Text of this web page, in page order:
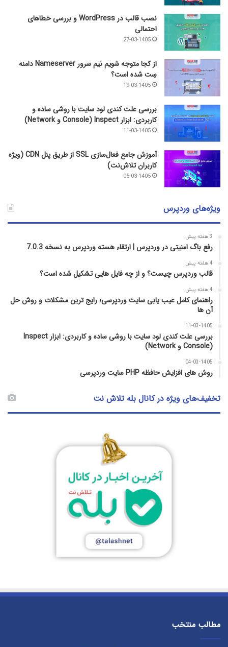
نصب قالب در WordPress و بررسی خطاهای
احتمالی
27-03-1405
از کجا متوجه شویم نیم ‌سرور Nameserver دامنه
سِت شده است؟
19-03-1405
بررسی علت کندی لود سایت با روشی ساده و
کاربردی: ابزار Inspect (Console و Network)
11-03-1405
آموزش جامع فعال‌سازی SSL از طریق پنل CDN (ویژه
کاربران تلاش‌نت)
05-03-1405
ویژه‌های وردپرس
3 هفته پیش
رفع باگ امنیتی در وردپرس | ارتقاء هسته وردپرس به نسخه 7.0.3
4 هفته پیش
قالب وردپرس چیست؟ و از چه فایل­ هایی تشکیل شده است؟
4 هفته پیش
راهنمای کامل عیب‌ یابی سایت وردپرسی؛ رایج‌ ترین مشکلات و روش حل
آن‌ ها
11-03-1405
بررسی علت کندی لود سایت با روشی ساده و کاربردی: ابزار Inspect
(Console و Network)
04-03-1405
روش‌ های افزایش حافظه PHP سایت وردپرسی
تخفیف‌های ویژه در کانال بله تلاش نت
مطالب منتخب